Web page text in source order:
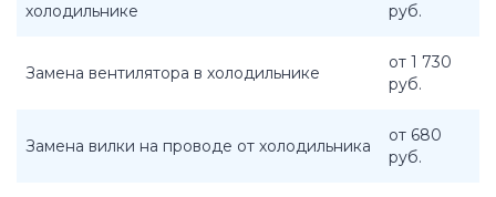
холодильнике
руб.
Замена вентилятора в холодильнике
от 1 730
руб.
Замена вилки на проводе от холодильника
от 680
руб.